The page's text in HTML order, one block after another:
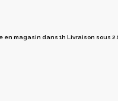
en magasin dans 1h Livraison sous 2